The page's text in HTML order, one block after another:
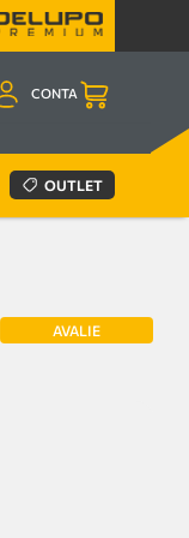
CONTA
OUTLET
AVALIE